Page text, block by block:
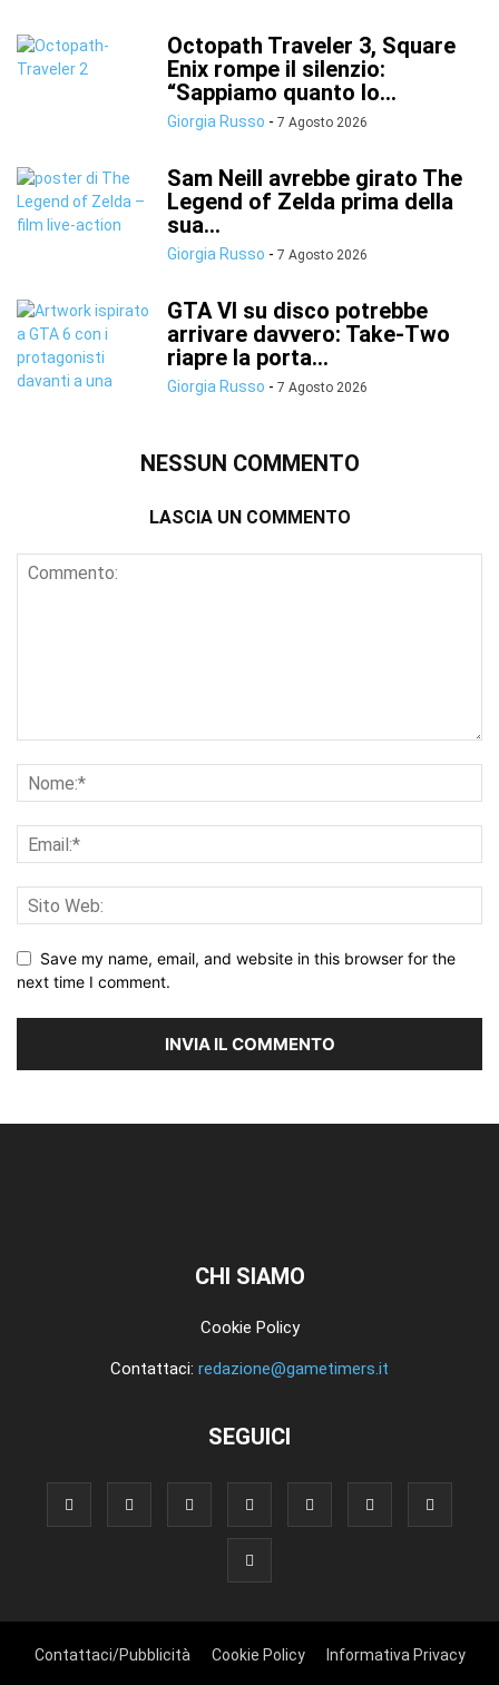
Octopath Traveler 3, Square
Enix rompe il silenzio:
“Sappiamo quanto lo...
Giorgia Russo - 7 Agosto 2026
Sam Neill avrebbe girato The
Legend of Zelda prima della
sua...
Giorgia Russo - 7 Agosto 2026
GTA VI su disco potrebbe
arrivare davvero: Take-Two
riapre la porta...
Giorgia Russo - 7 Agosto 2026
NESSUN COMMENTO
LASCIA UN COMMENTO
Save my name, email, and website in this browser for the
next time I comment.
CHI SIAMO
Cookie Policy
Contattaci: redazione@gametimers.it
SEGUICI
Contattaci/Pubblicità Cookie Policy Informativa Privacy